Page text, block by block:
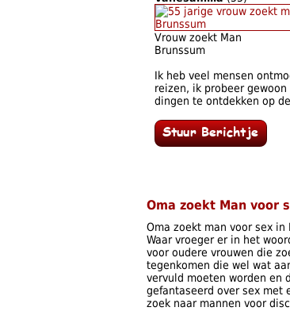
Vrouw zoekt Man
Brunssum
Ik heb veel mensen
reizen, ik probeer gewoon
dingen te ontdekken op
Oma zoekt Man voor
Oma zoekt man voor sex
Waar vroeger er in het
voor oudere vrouwen die
tegenkomen die wel wat
vervuld moeten worden en
gefantaseerd over sex met
zoek naar mannen voor